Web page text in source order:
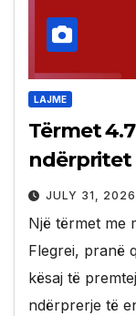
LAJME
Tërmet
ndërpritet
JULY 31, 2026
Një tërmet me
Flegrei, pranë
kësaj të
ndërprerje të